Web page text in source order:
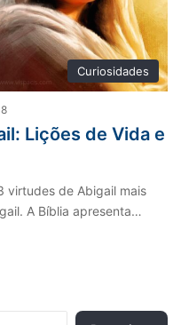
Curiosidades
Lições de Vida e
virtudes de Abigail mais
A Bíblia apresenta…